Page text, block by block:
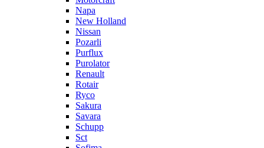
Napa
New Holland
Nissan
Pozarli
Purflux
Purolator
Renault
Rotair
Ryco
Sakura
Savara
Schupp
Sct